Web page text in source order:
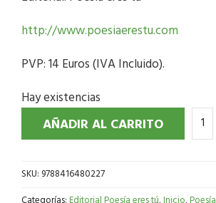
http://www.poesiaerestu.com
PVP: 14 Euros (IVA Incluido).
Hay existencias
AÑADIR AL CARRITO
SKU: 9788416480227